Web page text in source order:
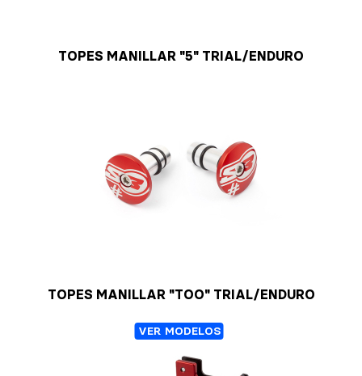
TOPES MANILLAR "5" TRIAL/ENDURO
TOPES MANILLAR "TOO" TRIAL/ENDURO
VER MODELOS